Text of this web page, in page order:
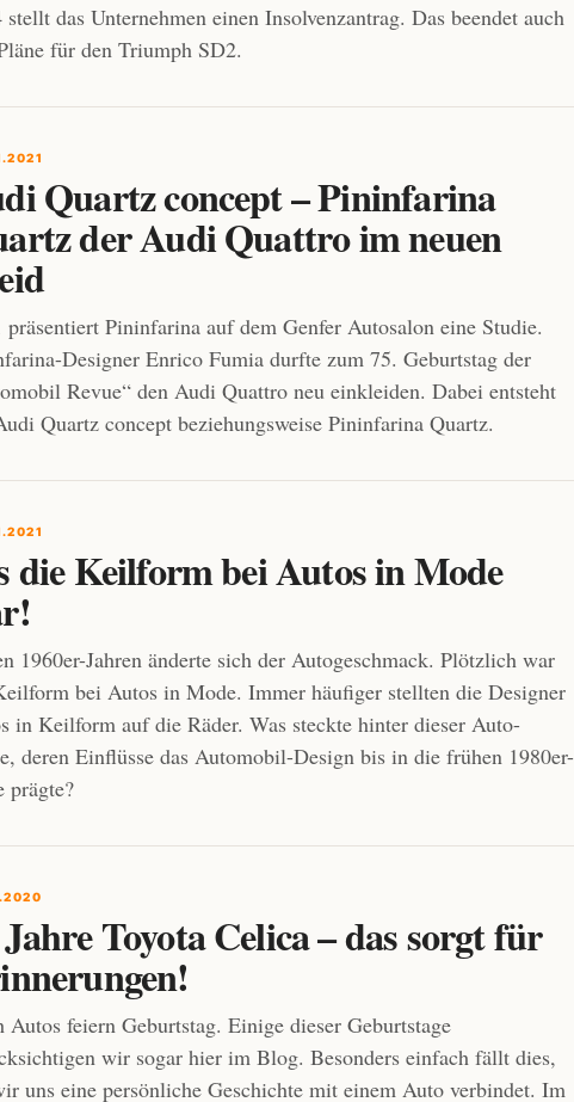
stellt das Unternehmen einen Insolvenzantrag. Das beendet auch
für den Triumph SD2.
Quartz concept – Pininfarina
der Audi Quattro im neuen
präsentiert Pininfarina auf dem Genfer Autosalon eine Studie.
Designer Enrico Fumia durfte zum 75. Geburtstag der
Revue“ den Audi Quattro neu einkleiden. Dabei entsteht
Quartz concept beziehungsweise Pininfarina Quartz.
die Keilform bei Autos in Mode
1960er-Jahren änderte sich der Autogeschmack. Plötzlich war
bei Autos in Mode. Immer häufiger stellten die Designer
in Keilform auf die Räder. Was steckte hinter dieser Auto-
deren Einflüsse das Automobil-Design bis in die frühen 1980er-
prägte?
Toyota Celica – das sorgt für
Autos feiern Geburtstag. Einige dieser Geburtstage
wir sogar hier im Blog. Besonders einfach fällt dies,
uns eine persönliche Geschichte mit einem Auto verbindet. Im